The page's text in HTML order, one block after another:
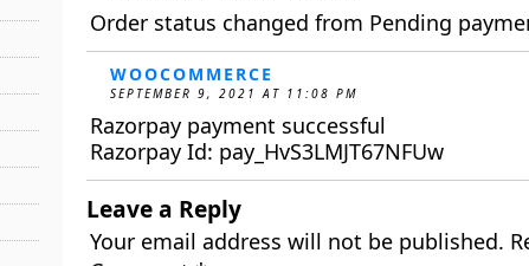
Order status changed from Pending
WOOCOMMERCE
SEPTEMBER 9, 2021 AT 11:08 PM
Razorpay payment successful
Razorpay Id: pay_HvS3LMJT67NFUw
Leave a Reply
Your email address will not be published.